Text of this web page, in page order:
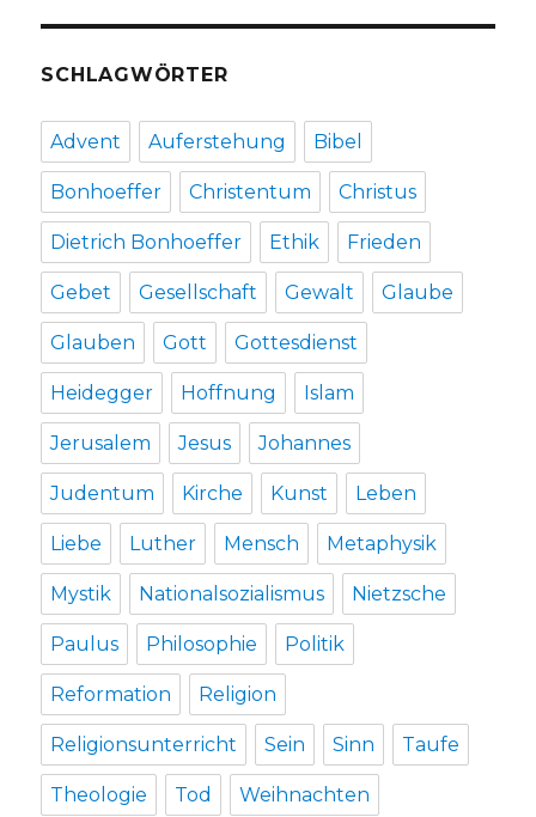
SCHLAGWÖRTER
Advent Auferstehung Bibel
Bonhoeffer Christentum Christus
Dietrich Bonhoeffer Ethik Frieden
Gebet Gesellschaft Gewalt Glaube
Glauben Gott Gottesdienst
Heidegger Hoffnung Islam
Jerusalem Jesus Johannes
Judentum Kirche Kunst Leben
Liebe Luther Mensch Metaphysik
Mystik Nationalsozialismus Nietzsche
Paulus Philosophie Politik
Reformation Religion
Religionsunterricht Sein Sinn Taufe
Theologie Tod Weihnachten